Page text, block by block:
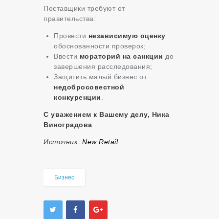
Поставщики требуют от
правительства:
Провести независимую оценку
обоснованности проверок;
Ввести мораторий на санкции до
завершения расследования;
Защитить малый бизнес от
недобросовестной
конкуренции
С уважением к Вашему делу, Ника
Виноградова
Источник: New Retail
Бизнес